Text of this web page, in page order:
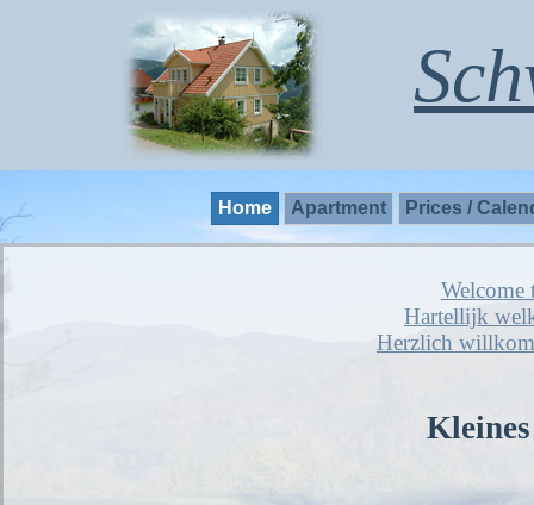
Welcome
Hartellijk
Herzlich
Home Apartment Prices /